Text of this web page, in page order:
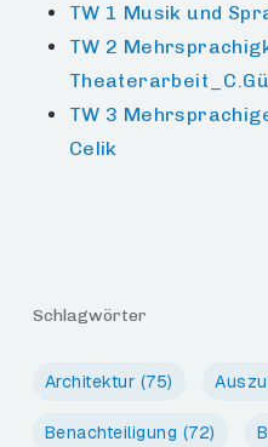
TW 1 Musik und
TW 2
TW 3
Celik
Schlagwörter
Architektur (75)
Benachteiligung (72)